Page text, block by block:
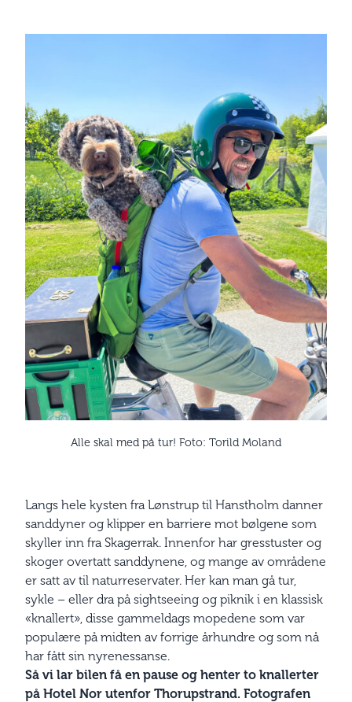
Alle skal med på tur! Foto: Torild Moland
Langs hele kysten fra Lønstrup til Hanstholm danner
sanddyner og klipper en barriere mot bølgene som
skyller inn fra Skagerrak. Innenfor har gresstuster og
skoger overtatt sanddynene, og mange av områdene
er satt av til naturreservater. Her kan man gå tur,
sykle – eller dra på sightseeing og piknik i en klassisk
«knallert», disse gammeldags mopedene som var
populære på midten av forrige århundre og som nå
har fått sin nyrenessanse.
Så vi lar bilen få en pause og henter to knallerter
på Hotel Nor utenfor Thorupstrand. Fotografen